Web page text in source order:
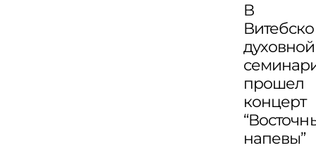
В
духовной
прошел
концерт
напевы”